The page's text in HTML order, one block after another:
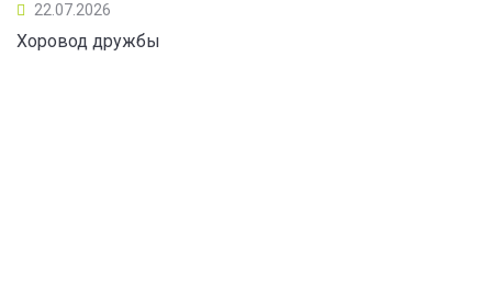
22.07.2026
Хоровод дружбы